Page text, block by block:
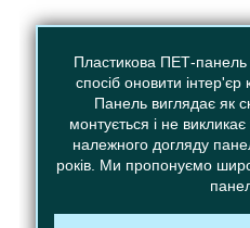
Пластикова ПЕТ-
спосіб оновити інтер'єр
Панель виглядає як
монтується і не
належного догляду
років. Ми пропонуємо